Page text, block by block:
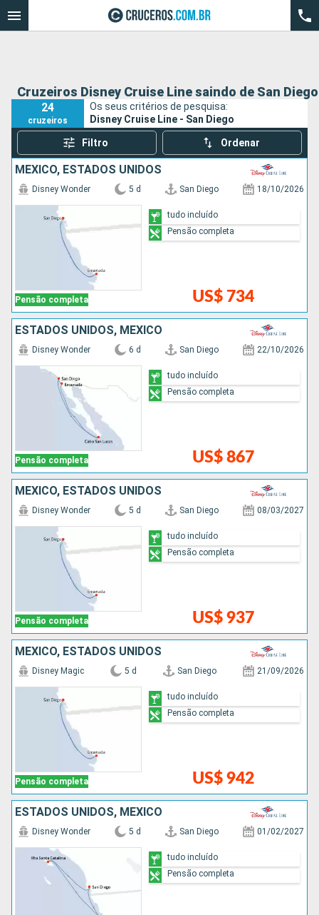
Cruzeiros Disney Cruise Line saindo de San Diego
24
cruzeiros
Os seus critérios de pesquisa:
Disney Cruise Line - San Diego
Filtro Ordenar
MÉXICO, ESTADOS UNIDOS
Pensão completa
Disney Wonder 5 d San Diego 18/10/2026
US$ 734
tudo incluído
Pensão completa
ESTADOS UNIDOS, MÉXICO
Pensão completa
Disney Wonder 6 d San Diego 22/10/2026
US$ 867
tudo incluído
Pensão completa
MÉXICO, ESTADOS UNIDOS
Pensão completa
Disney Wonder 5 d San Diego 08/03/2027
US$ 937
tudo incluído
Pensão completa
MÉXICO, ESTADOS UNIDOS
Pensão completa
Disney Magic 5 d San Diego 21/09/2026
US$ 942
tudo incluído
Pensão completa
ESTADOS UNIDOS, MÉXICO
Disney Wonder 5 d San Diego 01/02/2027
tudo incluído
Pensão completa